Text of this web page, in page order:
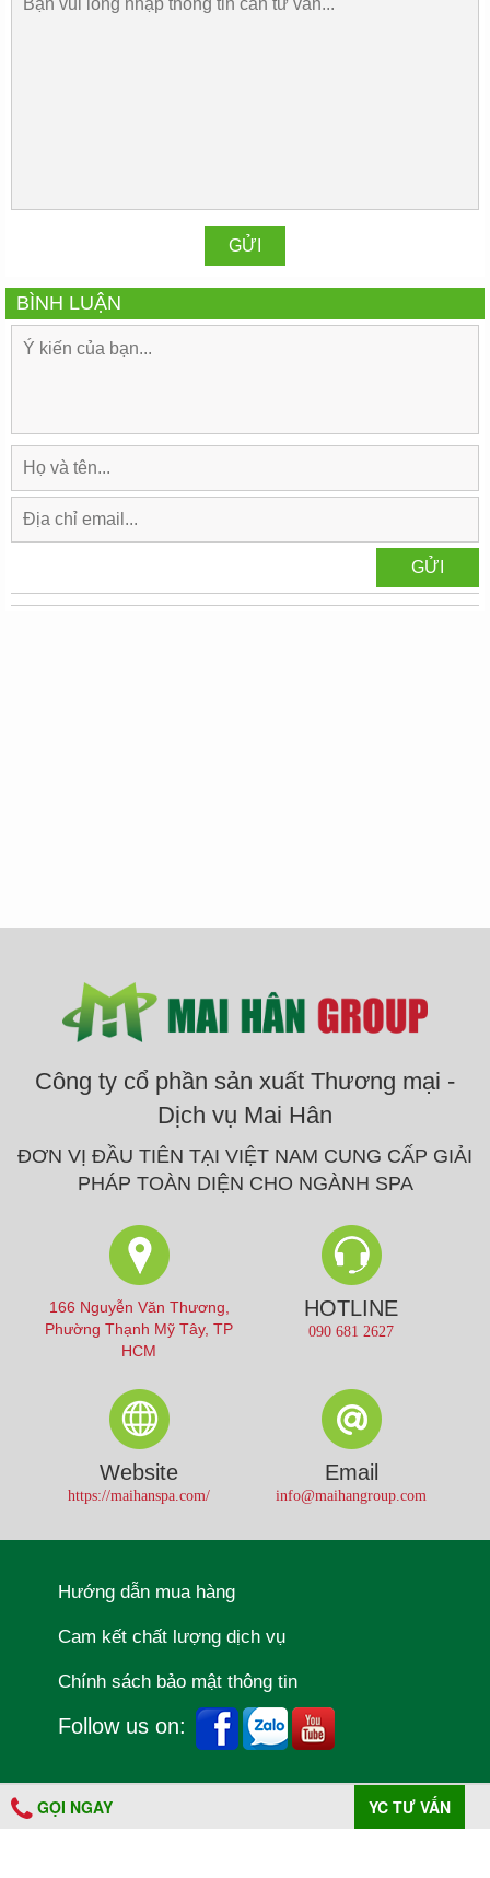
BÌNH LUẬN
Công ty cổ phần sản xuất Thương mại -
Dịch vụ Mai Hân
ĐƠN VỊ ĐẦU TIÊN TẠI VIỆT NAM CUNG CẤP GIẢI
PHÁP TOÀN DIỆN CHO NGÀNH SPA
166 Nguyễn Văn Thương,
Phường Thạnh Mỹ Tây, TP
HCM
HOTLINE
090 681 2627
Website
https://maihanspa.com/
Email
info@maihangroup.com
Hướng dẫn mua hàng
Cam kết chất lượng dịch vụ
Chính sách bảo mật thông tin
Follow us on:
GỌI NGAY YC TƯ VẤN